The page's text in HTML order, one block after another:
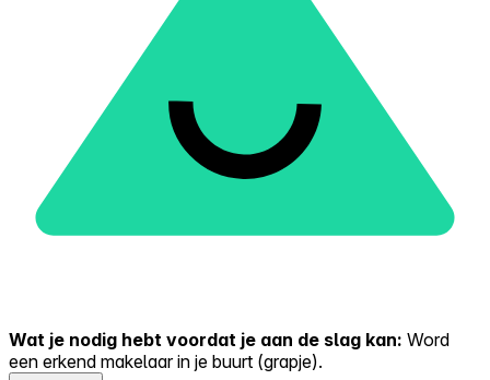
Wat je nodig hebt voordat je aan de slag kan: Word
een erkend makelaar in je buurt (grapje).